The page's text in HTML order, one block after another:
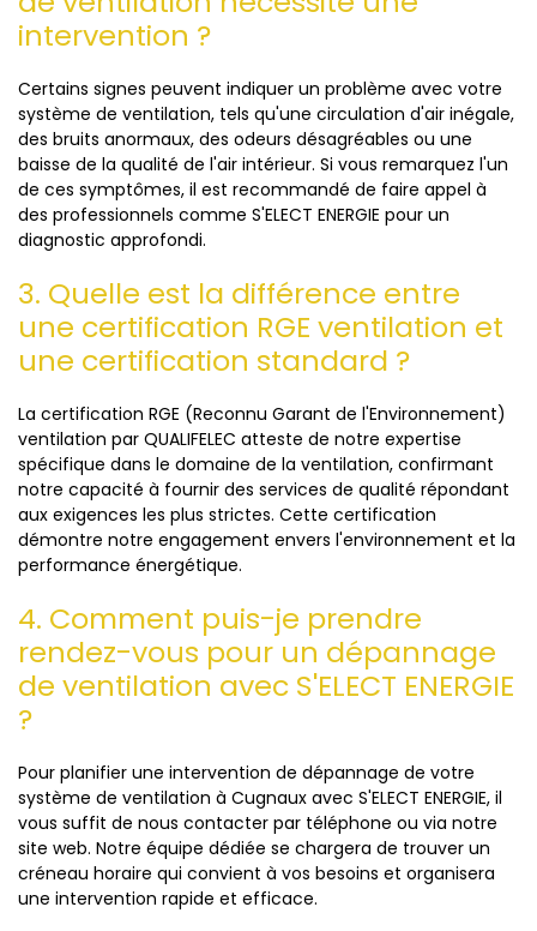
intervention ?
Certains signes peuvent indiquer un problème avec votre
système de ventilation, tels qu'une circulation d'air inégale,
des bruits anormaux, des odeurs désagréables ou une
baisse de la qualité de l'air intérieur. Si vous remarquez l'un
de ces symptômes, il est recommandé de faire appel à
des professionnels comme S'ELECT ENERGIE pour un
diagnostic approfondi.
3. Quelle est la différence entre
une certification RGE ventilation et
une certification standard ?
La certification RGE (Reconnu Garant de l'Environnement)
ventilation par QUALIFELEC atteste de notre expertise
spécifique dans le domaine de la ventilation, confirmant
notre capacité à fournir des services de qualité répondant
aux exigences les plus strictes. Cette certification
démontre notre engagement envers l'environnement et la
performance énergétique.
4. Comment puis-je prendre
rendez-vous pour un dépannage
de ventilation avec S'ELECT ENERGIE
?
Pour planifier une intervention de dépannage de votre
système de ventilation à Cugnaux avec S'ELECT ENERGIE, il
vous suffit de nous contacter par téléphone ou via notre
site web. Notre équipe dédiée se chargera de trouver un
créneau horaire qui convient à vos besoins et organisera
une intervention rapide et efficace.